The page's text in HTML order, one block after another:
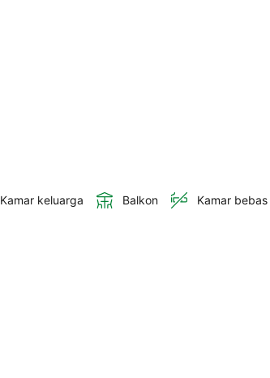
Kamar keluarga Balkon Kamar